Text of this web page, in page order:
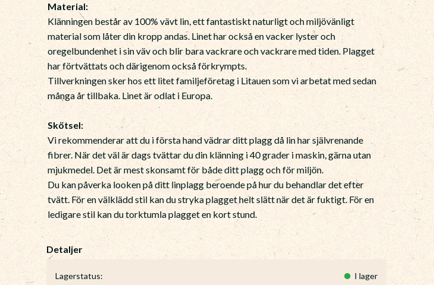
Lagerstatus
I lager
Material:
Klänningen består av 100% vävt lin, ett fantastiskt naturligt och miljövänligt
material som låter din kropp andas. Linet har också en vacker lyster och
oregelbundenhet i sin väv och blir bara vackrare och vackrare med tiden. Plagget
har förtvättats och därigenom också förkrympts.
Tillverkningen sker hos ett litet familjeföretag i Litauen som vi arbetat med sedan
många år tillbaka. Linet är odlat i Europa.
Skötsel:
Vi rekommenderar att du i första hand vädrar ditt plagg då lin har självrenande
fibrer. När det väl är dags tvättar du din klänning i 40 grader i maskin, gärna utan
mjukmedel. Det är mest skonsamt för både ditt plagg och för miljön.
Du kan påverka looken på ditt linplagg beroende på hur du behandlar det efter
tvätt. För en välklädd stil kan du stryka plagget helt slätt när det är fuktigt. För en
ledigare stil kan du torktumla plagget en kort stund.